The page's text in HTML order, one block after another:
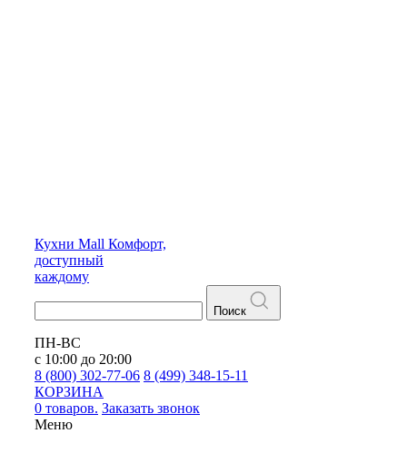
Кухни Mall Комфорт,
доступный
каждому
Поиск
ПН-ВС
с 10:00 до 20:00
8 (800) 302-77-06 8 (499) 348-15-11
КОРЗИНА
0 товаров. Заказать звонок
Меню